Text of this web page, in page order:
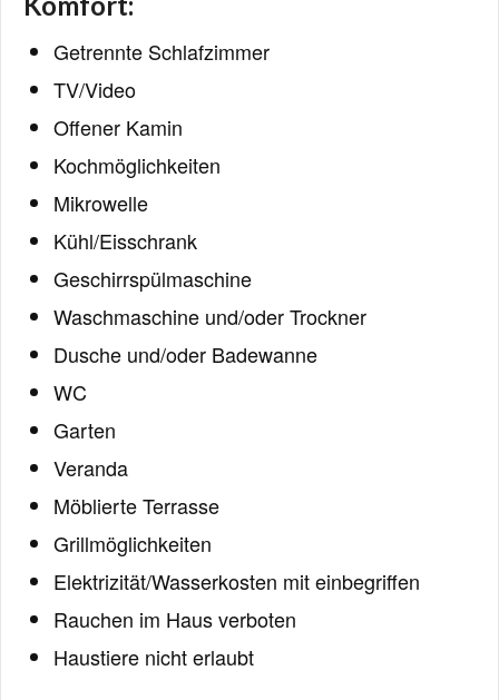
Getrennte Schlafzimmer
TV/Video
Offener Kamin
Kochmöglichkeiten
Mikrowelle
Kühl/Eisschrank
Geschirrspülmaschine
Waschmaschine und/oder Trockner
Dusche und/oder Badewanne
WC
Garten
Veranda
Möblierte Terrasse
Grillmöglichkeiten
Elektrizität/Wasserkosten mit einbegriffen
Rauchen im Haus verboten
Haustiere nicht erlaubt